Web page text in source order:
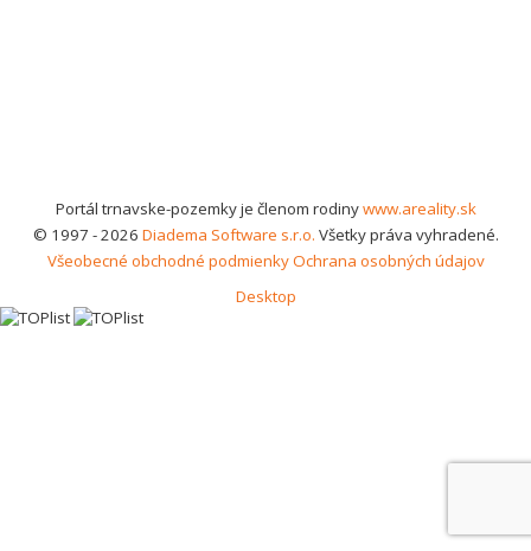
Portál trnavske-pozemky je členom rodinywww.areality.sk
© 1997 - 2026 Diadema Software s.r.o. Všetky práva vyhradené.
Všeobecné obchodné podmienkyOchrana osobných údajov
Desktop